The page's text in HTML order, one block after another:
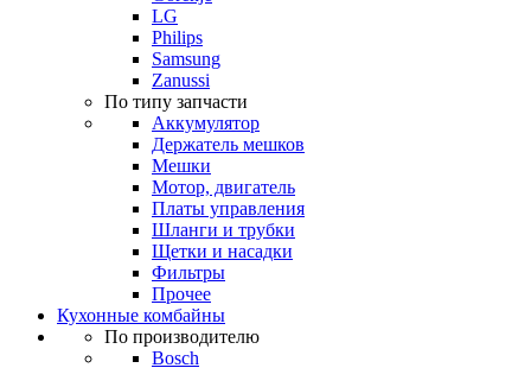
LG
Philips
Samsung
Zanussi
По типу запчасти
Аккумулятор
Держатель мешков
Мешки
Мотор, двигатель
Платы управления
Шланги и трубки
Щетки и насадки
Фильтры
Прочее
Кухонные комбайны
По производителю
Bosch